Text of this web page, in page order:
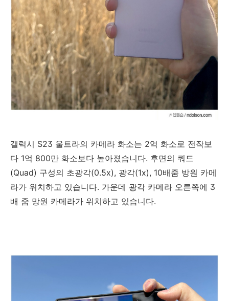
갤럭시 S23 울트라의 카메라 화소는 2억 화소로 전작보
다 1억 800만 화소보다 높아졌습니다. 후면의 쿼드
(Quad) 구성의 초광각(0.5x), 광각(1x), 10배줌 방원 카메
라가 위치하고 있습니다. 가운데 광각 카메라 오른쪽에 3
배 줌 망원 카메라가 위치하고 있습니다.